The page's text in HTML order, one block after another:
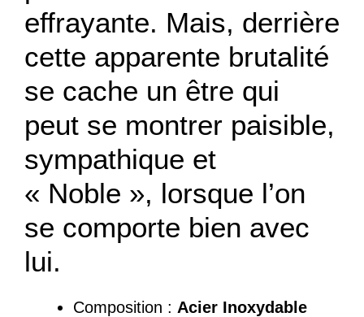
effrayante. Mais, derrière
cette apparente brutalité
se cache un être qui
peut se montrer paisible,
sympathique et
« Noble », lorsque l’on
se comporte bien avec
lui.
Composition : Acier Inoxydable